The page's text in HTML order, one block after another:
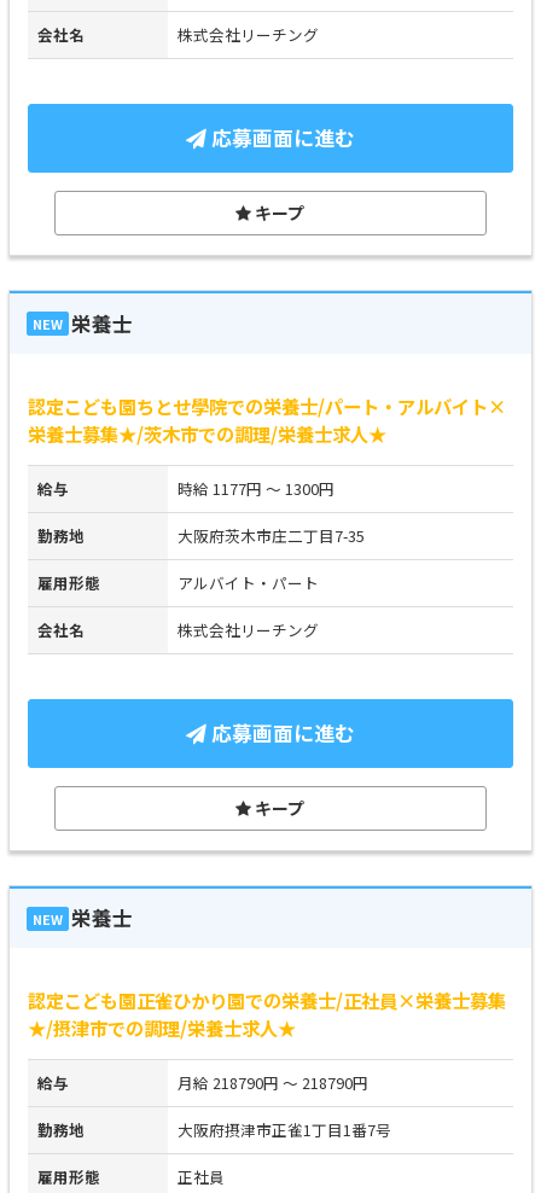
会社名 株式会社リーチング
応募画面に進む
キープ
NEW 栄養士
認定こども園ちとせ學院での栄養士/パート・アルバイト×
栄養士募集★/茨木市での調理/栄養士求人★
給与 時給 1177円 ～ 1300円
勤務地 大阪府茨木市庄二丁目7-35
雇用形態 アルバイト・パート
会社名 株式会社リーチング
応募画面に進む
キープ
NEW 栄養士
認定こども園正雀ひかり園での栄養士/正社員×栄養士募集
★/摂津市での調理/栄養士求人★
給与 月給 218790円 ～ 218790円
勤務地 大阪府摂津市正雀1丁目1番7号
雇用形態 正社員